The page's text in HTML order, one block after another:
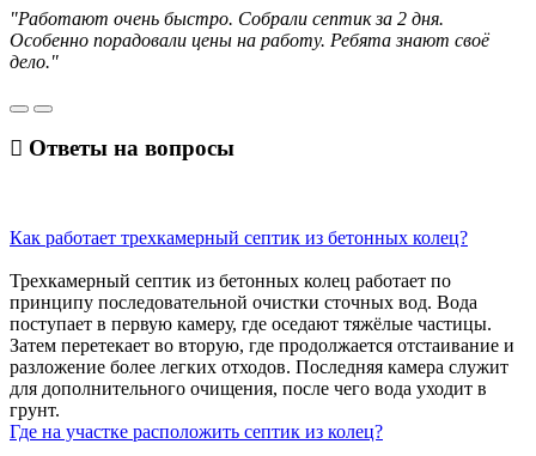
"Работают очень быстро. Собрали септик за 2 дня.
Особенно порадовали цены на работу. Ребята знают своё
дело."
Ответы на вопросы
Как работает трехкамерный септик из бетонных колец?
Трехкамерный септик из бетонных колец работает по
принципу последовательной очистки сточных вод. Вода
поступает в первую камеру, где оседают тяжёлые частицы.
Затем перетекает во вторую, где продолжается отстаивание и
разложение более легких отходов. Последняя камера служит
для дополнительного очищения, после чего вода уходит в
грунт.
Где на участке расположить септик из колец?